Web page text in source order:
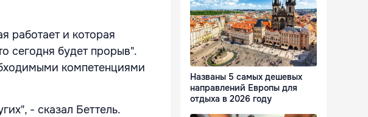
работает и которая
сегодня будет прорыв".
компетенциями
- сказал Беттель.
Названы 5 самых дешевых
направлений Европы для
отдыха в 2026 году